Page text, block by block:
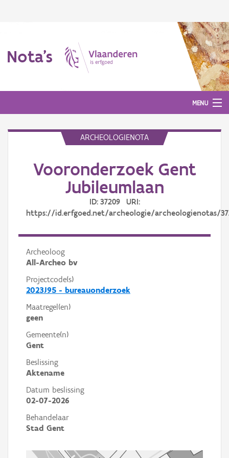
Nota's
MENU
Aanmelden
ARCHEOLOGIENOTA
Vooronderzoek Gent
Jubileumlaan
ID: 37209 URI:
https://id.erfgoed.net/archeologie/archeologienotas/
Archeoloog
All-Archeo bv
Projectcode(s)
2023J95 - bureauonderzoek
Maatregel(en)
geen
Gemeente(n)
Gent
Beslissing
Aktename
Datum beslissing
02-07-2026
Behandelaar
Stad Gent